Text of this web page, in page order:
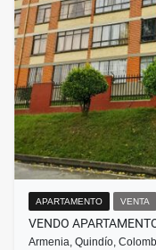
APARTAMENTO VENTA
VENDO
Armenia, Quindío,